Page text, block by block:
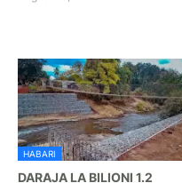
HABARI
DARAJA LA BILIONI 1.2